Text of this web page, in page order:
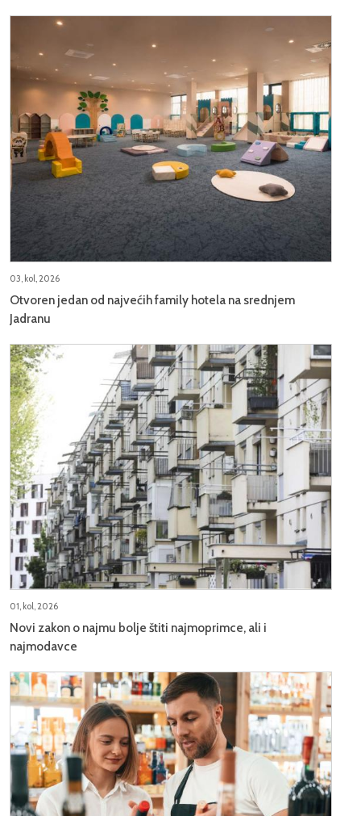
03, kol, 2026
Otvoren jedan od najvećih family hotela na srednjem
Jadranu
01, kol, 2026
Novi zakon o najmu bolje štiti najmoprimce, ali i
najmodavce